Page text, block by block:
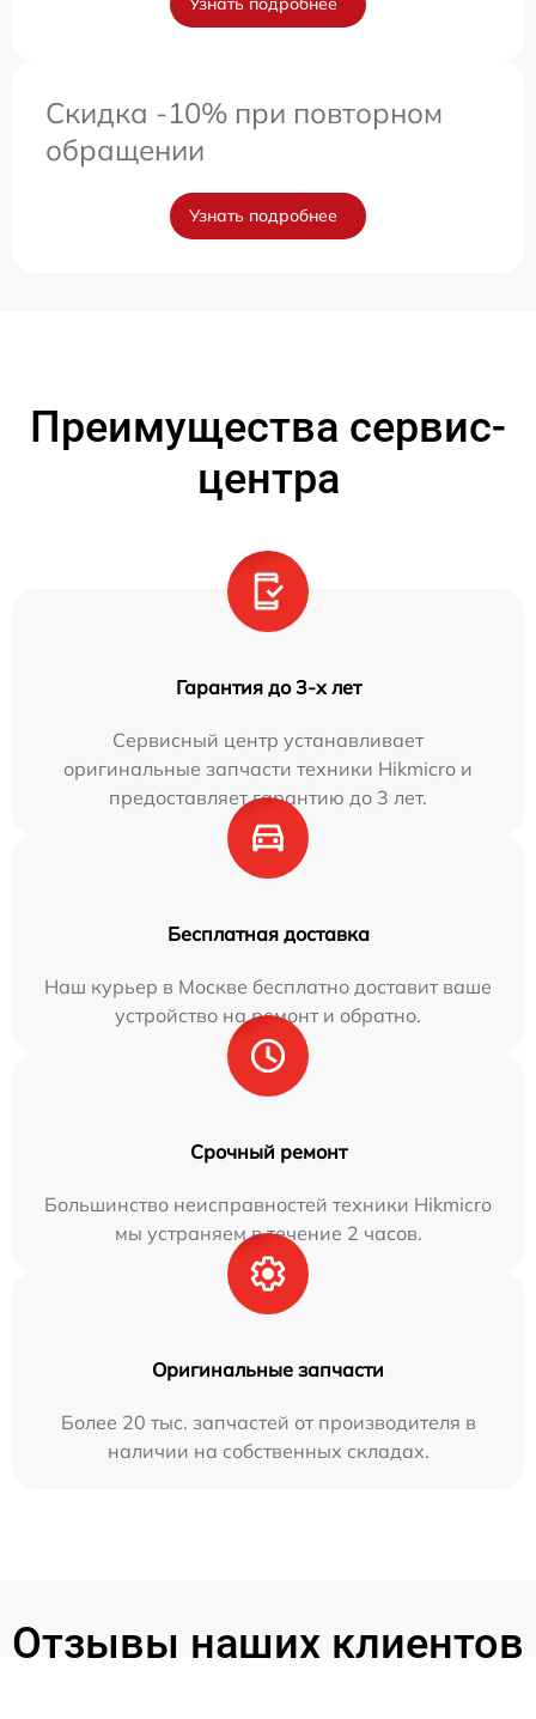
Скидка -10% при повторном
обращении
Узнать подробнее
Преимущества сервис-
центра
Гарантия до 3-х лет
Сервисный центр устанавливает
оригинальные запчасти техники Hikmicro и
предоставляет гарантию до 3 лет.
Бесплатная доставка
Наш курьер в Москве бесплатно доставит ваше
устройство на ремонт и обратно.
Срочный ремонт
Большинство неисправностей техники Hikmicro
мы устраняем в течение 2 часов.
Оригинальные запчасти
Более 20 тыс. запчастей от производителя в
наличии на собственных складах.
Отзывы наших клиентов